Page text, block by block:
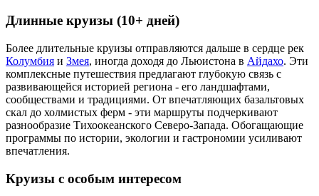
Длинные круизы (10+ дней)
Более длительные круизы отправляются дальше в сердце рек
Колумбия и Змея, иногда доходя до Льюистона в Айдахо. Эти
комплексные путешествия предлагают глубокую связь с
развивающейся историей региона - его ландшафтами,
сообществами и традициями. От впечатляющих базальтовых
скал до холмистых ферм - эти маршруты подчеркивают
разнообразие Тихоокеанского Северо-Запада. Обогащающие
программы по истории, экологии и гастрономии усиливают
впечатления.
Круизы с особым интересом